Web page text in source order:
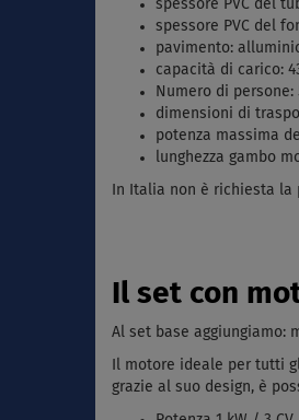
spessore PVC del
spessore PVC del
pavimento:
capacità di carico:
Numero di persone:
dimensioni di
potenza massima
lunghezza gambo
In Italia non è richiesta
Il set con
Al set base aggiungiamo:
Il motore ideale per tutti
grazie al suo design, è